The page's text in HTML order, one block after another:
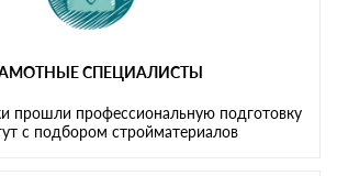
СПЕЦИАЛИСТЫ
прошли профессиональную подготовку
с подбором стройматериалов